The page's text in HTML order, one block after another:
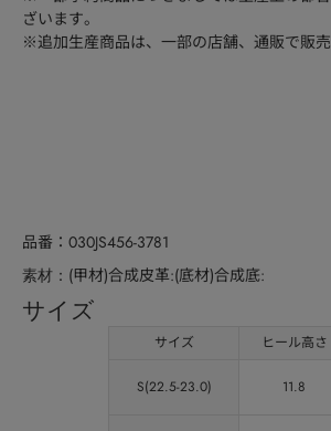
ざいます。
※追加生産商品は、一部の店舗、通販で販
品番 030JS456-3781
素材 (甲材)合成皮革:(底材)合成底:
サイズ
サイズ ヒール高さ
S(22.5-23.0) 11.8